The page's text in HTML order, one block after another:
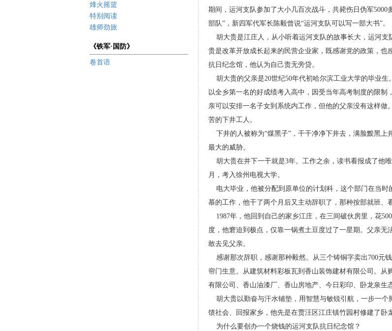
烽火摇篮
特别阅读
雄师劲旅
《铁军·国防》
卷首语
期间，运河支队参加了大小几百次战斗，共毙伤日伪军5000
部队”，新四军代军长 陈毅曾说“运河支队可以写一部大书”。
胡大贵是江庄人，从小听着运河支队的故事长大，运河支
贵是改革开放成长起来的民营企业家，既感谢党的政策，也
抗日纪念馆，他认 为自己责无旁贷。
胡大贵的父亲是20世纪50年代初哈尔滨工业大学的毕业生
以全乡第一名的好成绩考入高中， 因受当年高考制度的限制
亲可以安排一名子女到系统内工作，但他的父亲没有这样做
苦的下井工人。
下井的人被称为“煤黑子”，干干净净下井去， 满脸黢黑上
最大的威胁。
胡大贵在井下一干就是3年。工作之余，读书看报成了他
月，考入徐州电视大学。
电大毕业，他被分配到原单位的计划科，这个部门在当时
慕的工作，他干了两个月后又主动辞职了，那种按部就班、
1987年，他回到自己的家乡江庄，在三间破伙房里，花
度，他窘迫到极点，仅靠一锅煮土豆度过了一星期。父亲无
敢去见父亲。
感谢那次辞职，感谢那种毅然。从三个铸铜字卖出700元
帘门生意。从建筑材料彩板瓦到香山装饰建材有限公司。从
有限公司、香山油漆厂、香山房地产、今日彩印、卧龙泉
胡大贵以勤奋与汗水铺垫，用智慧与敏锐引航， 一步一个
馈社会、回报家乡，他先是在贾汪区江庄镇竹园村修建了卧
为什么要创办一个烧钱的运河支队抗日纪念馆？